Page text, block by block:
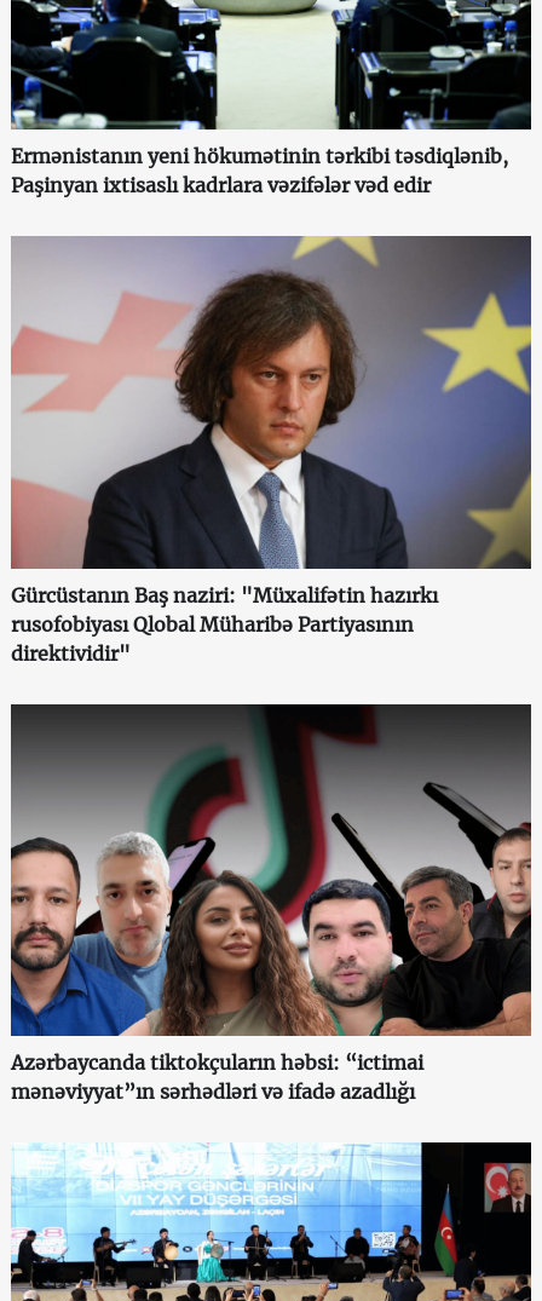
Ermənistanın yeni hökumətinin tərkibi təsdiqlənib,
Paşinyan ixtisaslı kadrlara vəzifələr vəd edir
Gürcüstanın Baş naziri: "Müxalifətin hazırkı
rusofobiyası Qlobal Müharibə Partiyasının
direktividir"
Azərbaycanda tiktokçuların həbsi: “ictimai
mənəviyyat”ın sərhədləri və ifadə azadlığı